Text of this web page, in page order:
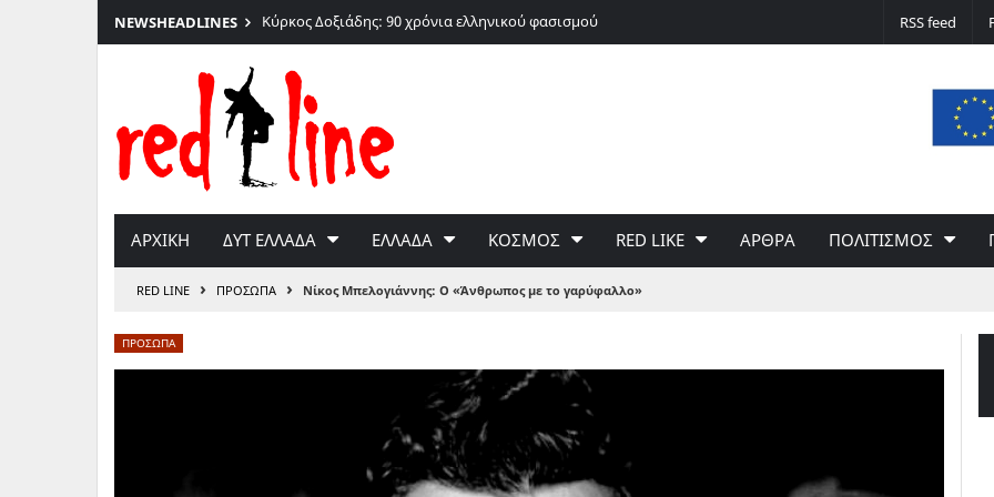
Μετάβαση
στο
περιεχόμενο
NEWSHEADLINES Κύρκος Δοξιάδης: 90 χρόνια ελληνικού φασισμού RSS feed
ΑΡΧΙΚΗ ΔΥΤ ΕΛΛΑΔΑ ΕΛΛΑΔΑ ΚΟΣΜΟΣ RED LIKE ΑΡΘΡΑ ΠΟΛΙΤΙΣΜΟΣ
RED LINE › ΠΡΟΣΩΠΑ › Νίκος Μπελογιάννης: Ο «Άνθρωπος με το γαρύφαλλο»
ΠΡΟΣΩΠΑ